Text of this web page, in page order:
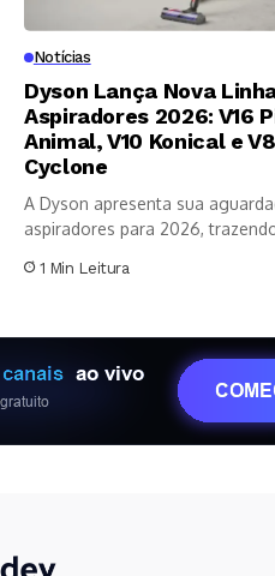
Notícias
Dyson Lança Nova
Aspiradores 2026: V16
Animal, V10 Konical e V8
Cyclone
A Dyson apresenta sua
aspiradores para 2026,
1 Min Leitura